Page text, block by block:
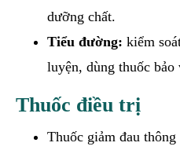
dưỡng chất.
Tiểu đường: kiểm
luyện, dùng thuốc bảo
Thuốc điều trị
Thuốc giảm đau